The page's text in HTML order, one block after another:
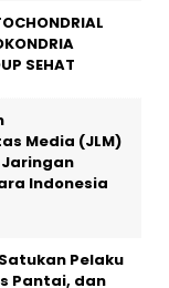
SEHAT
Media (JLM)
Indonesia
Pelaku
Pantai, dan